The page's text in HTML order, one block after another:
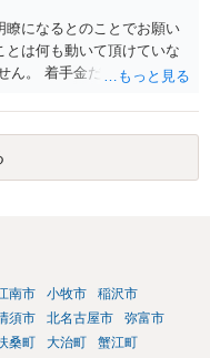
瞭になるとのことでお願い
とは何も動いて頂けていな
ん。 着手金だけ受け取って
求できますか？ 交渉してみ
ょう。
南市 小牧市
稲沢市
須市 北名古屋市
弥富市
桑町 大治町
蟹江町